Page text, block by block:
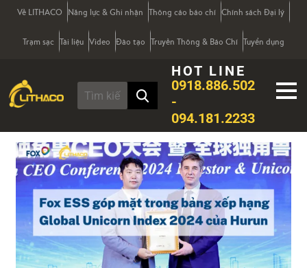
Về LITHACO Năng lực & Ghi nhận Thông cáo báo chí Chính sách Đại lý
Trạm sạc Tài liệu Video Đào tạo Truyền Thông & Báo Chí Tuyển dụng
HOT LINE
0918.886.502
-
094.181.2233